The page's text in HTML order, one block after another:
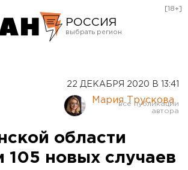
РОССИЯ
Курган
Оренбург
[18+]
22 ДЕКАБРЯ 2020 В 13:41
Мария Трускова
области
105 новых случаев